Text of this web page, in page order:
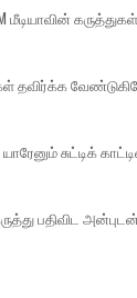
தவிர்க்க
சுட்டிக்
பதிவிட